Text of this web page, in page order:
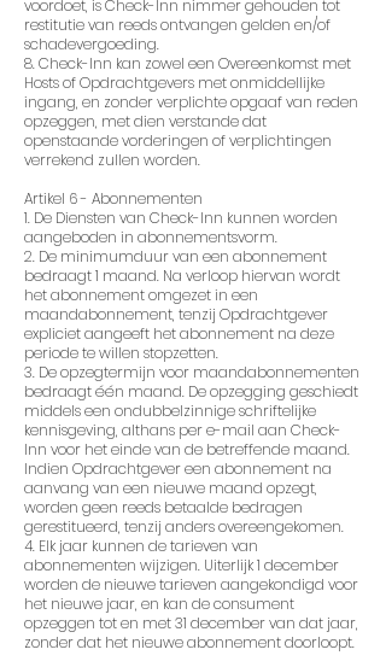
voordoet, is Check-Inn nimmer gehouden tot
restitutie van reeds ontvangen gelden en/of
schadevergoeding.
8. Check-Inn kan zowel een Overeenkomst met
Hosts of Opdrachtgevers met onmiddellijke
ingang, en zonder verplichte opgaaf van reden
opzeggen, met dien verstande dat
openstaande vorderingen of verplichtingen
verrekend zullen worden.
Artikel 6 - Abonnementen
1. De Diensten van Check-Inn kunnen worden
aangeboden in abonnementsvorm.
2. De minimumduur van een abonnement
bedraagt 1 maand. Na verloop hiervan wordt
het abonnement omgezet in een
maandabonnement, tenzij Opdrachtgever
expliciet aangeeft het abonnement na deze
periode te willen stopzetten.
3. De opzegtermijn voor maandabonnementen
bedraagt één maand. De opzegging geschiedt
middels een ondubbelzinnige schriftelijke
kennisgeving, althans per e-mail aan Check-
Inn voor het einde van de betreffende maand.
Indien Opdrachtgever een abonnement na
aanvang van een nieuwe maand opzegt,
worden geen reeds betaalde bedragen
gerestitueerd, tenzij anders overeengekomen.
4. Elk jaar kunnen de tarieven van
abonnementen wijzigen. Uiterlijk 1 december
worden de nieuwe tarieven aangekondigd voor
het nieuwe jaar, en kan de consument
opzeggen tot en met 31 december van dat jaar,
zonder dat het nieuwe abonnement doorloopt.